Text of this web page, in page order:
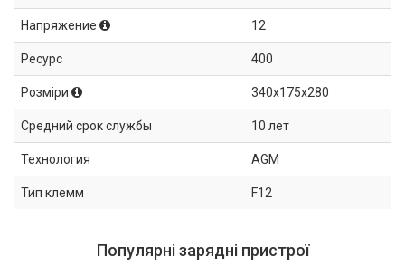
Напряжение 12
Ресурс 400
Розміри 340x175x280
Средний срок службы 10 лет
Технология AGM
Тип клемм F12
Популярні зарядні пристрої